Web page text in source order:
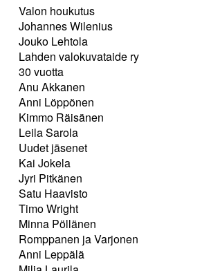
Valon houkutus
Johannes Wilenius
Jouko Lehtola
Lahden valokuvataide ry
30 vuotta
Anu Akkanen
Anni Löppönen
Kimmo Räisänen
Leila Sarola
Uudet jäsenet
Kai Jokela
Jyri Pitkänen
Satu Haavisto
Timo Wright
Minna Pöllänen
Romppanen ja Varjonen
Anni Leppälä